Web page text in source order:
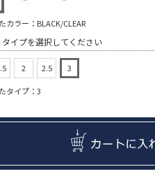
カラー：BLACK/CLEAR
タイプを選択してください
2 2.5 3
タイプ：3